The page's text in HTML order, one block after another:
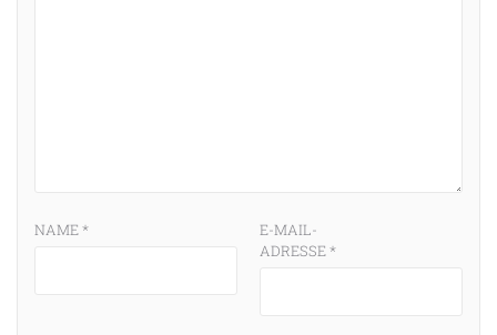
NAME*
E-MAIL-
ADRESSE*